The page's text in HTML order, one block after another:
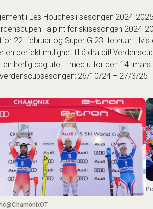
i Les Houches i sesongen 2024-
i alpint for skisesongen 2024-
22. februar og Super G 23. februar.
en perfekt mulighet til å dra dit!
herlig dag ute – med utfor den 14.
26/10/24 – 27/3/25